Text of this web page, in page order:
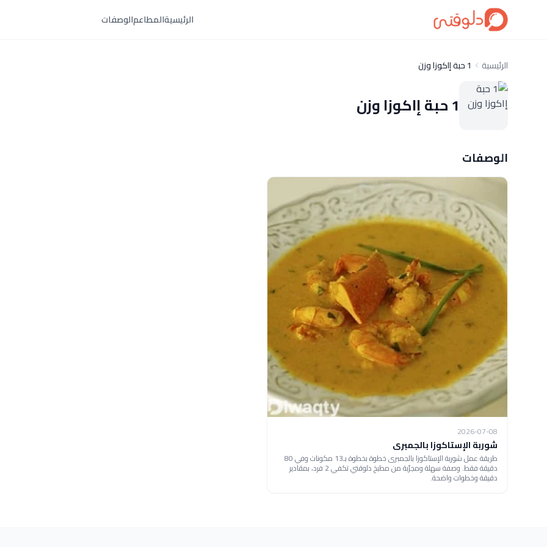
الرئيسيةالمطاعمالوصفات
الرئيسية 1 حبة إاكوزا وزن
1 حبة إاكوزا وزن
الوصفات
2026-07-08
شوربة الإستاكوزا بالجمبرى
طريقة عمل شوربة الإستاكوزا بالجمبرى خطوة بخطوة بـ13 مكونات وفي 80
دقيقة فقط. وصفة سهلة ومجرّبة من مطبخ دلوقتي تكفي 2 فرد، بمقادير
دقيقة وخطوات واضحة.